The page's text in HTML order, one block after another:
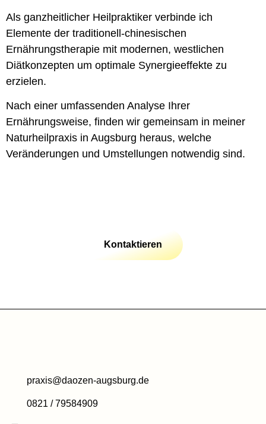
Als ganzheitlicher Heilpraktiker verbinde ich
Elemente der traditionell-chinesischen
Ernährungstherapie mit modernen, westlichen
Diätkonzepten um optimale Synergieeffekte zu
erzielen.
Nach einer umfassenden Analyse Ihrer
Ernährungsweise, finden wir gemeinsam in meiner
Naturheilpraxis in Augsburg heraus, welche
Veränderungen und Umstellungen notwendig sind.
Kontaktieren
praxis@daozen-augsburg.de
0821 / 79584909